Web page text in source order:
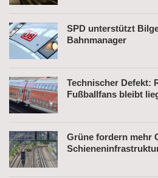
SPD unterstützt
Bahnmanager
Technischer Defekt:
Fußballfans bleibt
Grüne fordern mehr